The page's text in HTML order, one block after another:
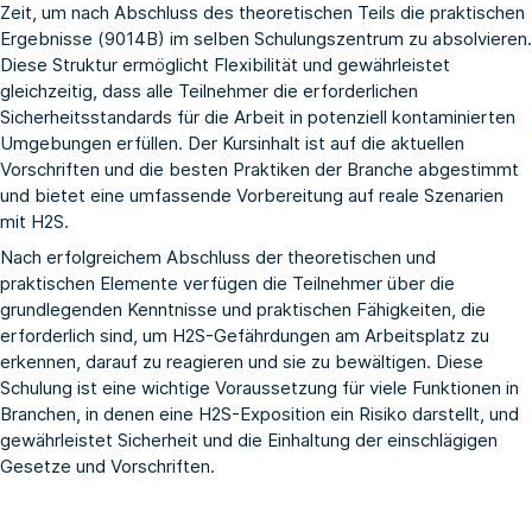
Zeit, um nach Abschluss des theoretischen Teils die praktischen
Ergebnisse (9014B) im selben Schulungszentrum zu absolvieren.
Diese Struktur ermöglicht Flexibilität und gewährleistet
gleichzeitig, dass alle Teilnehmer die erforderlichen
Sicherheitsstandards für die Arbeit in potenziell kontaminierten
Umgebungen erfüllen. Der Kursinhalt ist auf die aktuellen
Vorschriften und die besten Praktiken der Branche abgestimmt
und bietet eine umfassende Vorbereitung auf reale Szenarien
mit H2S.
Nach erfolgreichem Abschluss der theoretischen und
praktischen Elemente verfügen die Teilnehmer über die
grundlegenden Kenntnisse und praktischen Fähigkeiten, die
erforderlich sind, um H2S-Gefährdungen am Arbeitsplatz zu
erkennen, darauf zu reagieren und sie zu bewältigen. Diese
Schulung ist eine wichtige Voraussetzung für viele Funktionen in
Branchen, in denen eine H2S-Exposition ein Risiko darstellt, und
gewährleistet Sicherheit und die Einhaltung der einschlägigen
Gesetze und Vorschriften.